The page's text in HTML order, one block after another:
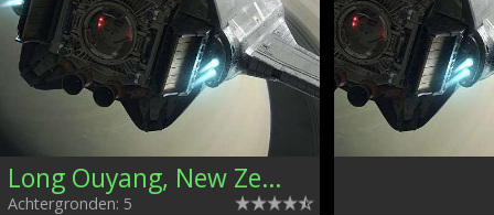
Long Ouyang, New Zealand
Achtergronden: 5